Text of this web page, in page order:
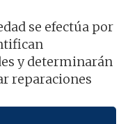
se efectúa por
y determinarán
reparaciones